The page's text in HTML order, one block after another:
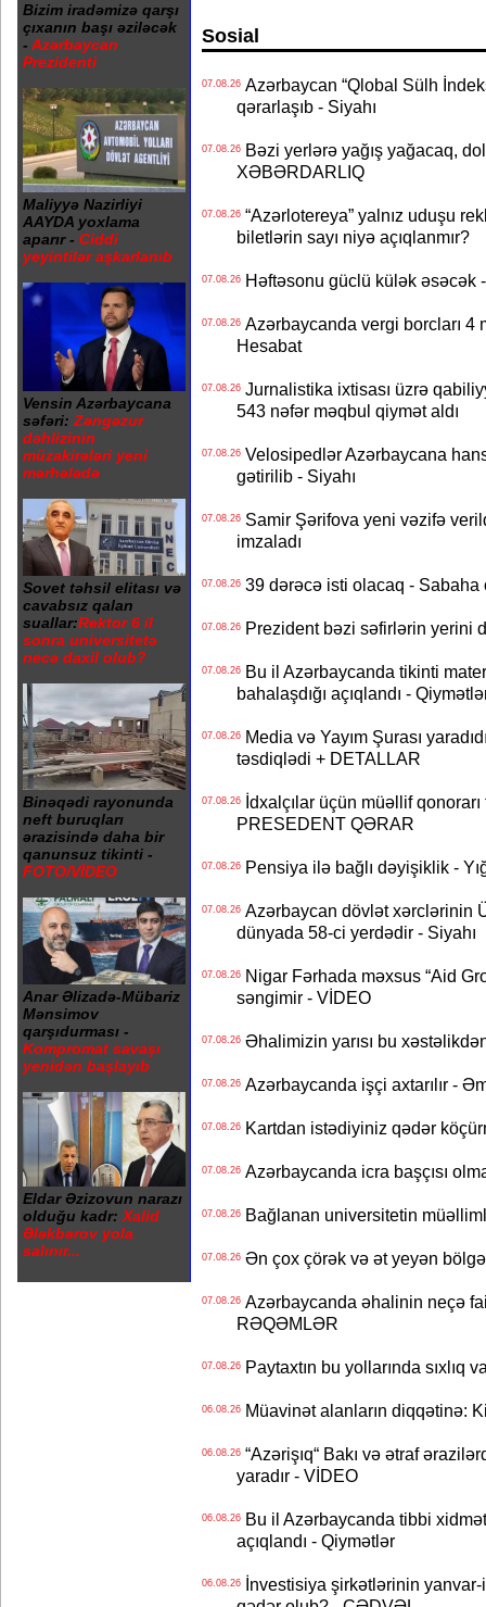
Bizim iradəmizə qarşı
çıxanın başı əziləcək
- Azərbaycan
Prezidenti
Maliyyə Nazirliyi
AAYDA yoxlama
aparır - Ciddi
yeyintilər aşkarlanıb
Vensin Azərbaycana
səfəri: Zəngəzur
dəhlizinin
müzakirələri yeni
mərhələdə
Sovet təhsil elitası və
cavabsız qalan
suallar:Rektor 6 il
sonra universitetə
necə daxil olub?
Binəqədi rayonunda
neft buruqları
ərazisində daha bir
qanunsuz tikinti -
FOTO/VİDEO
Anar Əlizadə-Mübariz
Mənsimov
qarşıdurması -
Kompromat savaşı
yenidən başlayıb
Eldar Əzizovun narazı
olduğu kadr: Xalid
Ələkbərov yola
salınır...
Sosial
07.08.26Azərbaycan “Qlobal Sülh
qərarlaşıb - Siyahı
07.08.26Bəzi yerlərə yağış yağacaq,
XƏBƏRDARLIQ
07.08.26“Azərlotereya” yalnız uduşu
biletlərin sayı niyə açıqlanmır?
07.08.26Həftəsonu güclü külək əsəcək
07.08.26Azərbaycanda vergi borcları 4
Hesabat
07.08.26Jurnalistika ixtisası üzrə
543 nəfər məqbul qiymət aldı
07.08.26Velosipedlər Azərbaycana
gətirilib - Siyahı
07.08.26Samir Şərifova yeni vəzifə
imzaladı
07.08.2639 dərəcə isti olacaq - Sabaha
07.08.26Prezident bəzi səfirlərin yerini
07.08.26Bu il Azərbaycanda tikinti
bahalaşdığı açıqlandı -
07.08.26Media və Yayım Şurası
təsdiqlədi + DETALLAR
07.08.26İdxalçılar üçün müəllif
PRESEDENT QƏRAR
07.08.26Pensiya ilə bağlı dəyişiklik -
07.08.26Azərbaycan dövlət xərclərinin
dünyada 58-ci yerdədir - Siyahı
07.08.26Nigar Fərhada məxsus “Aid
səngimir - VİDEO
07.08.26Əhalimizin yarısı bu
07.08.26Azərbaycanda işçi axtarılır -
07.08.26Kartdan istədiyiniz qədər
07.08.26Azərbaycanda icra başçısı
07.08.26Bağlanan universitetin
07.08.26Ən çox çörək və ət yeyən
07.08.26Azərbaycanda əhalinin neçə
RƏQƏMLƏR
07.08.26Paytaxtın bu yollarında sıxlıq
06.08.26Müavinət alanların diqqətinə:
06.08.26“Azərişıq“ Bakı və ətraf
yaradır - VİDEO
06.08.26Bu il Azərbaycanda tibbi
açıqlandı - Qiymətlər
06.08.26İnvestisiya şirkətlərinin yanvar-